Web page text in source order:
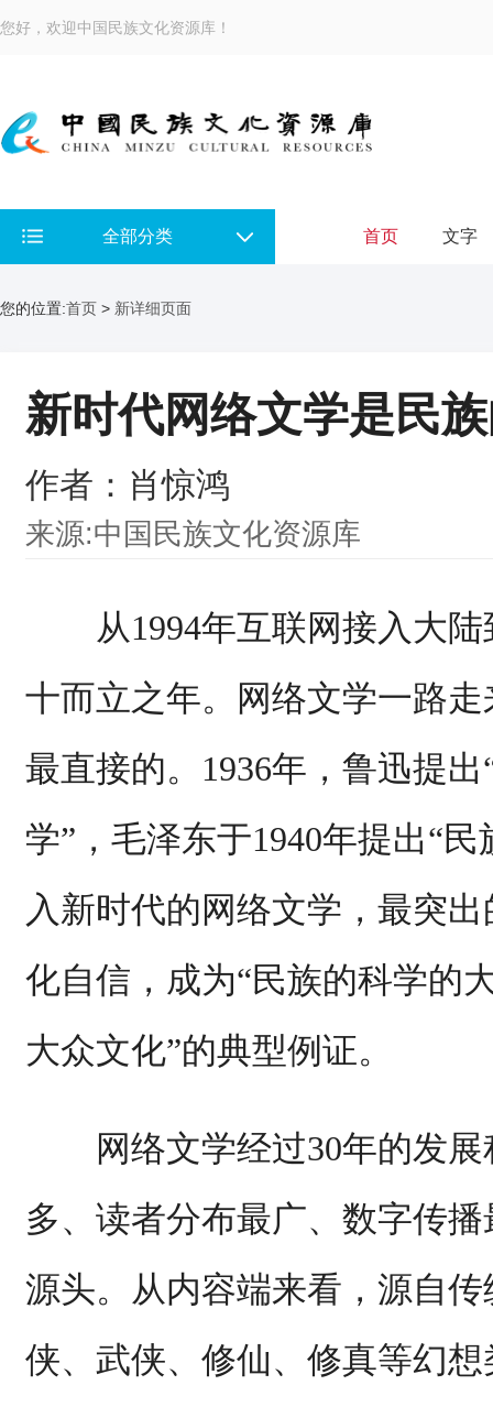
您好，欢迎中国民族文化资源库！
全部分类 首页 文字
您的位置:首页 > 新详细页面
新时代网络文学是民
作者：肖惊鸿
来源:中国民族文化资源库
从1994年互联网接入大陆
十而立之年。网络文学一路
最直接的。1936年，鲁迅提
学”，毛泽东于1940年提出“
入新时代的网络文学，最突
化自信，成为“民族的科学的
大众文化”的典型例证。
网络文学经过30年的发展
多、读者分布最广、数字传
源头。从内容端来看，源自
侠、武侠、修仙、修真等幻